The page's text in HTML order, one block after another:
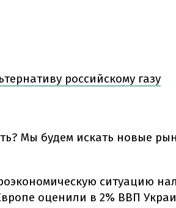
российскому газу
Мы будем искать новые
ситуацию
оценили в 2% ВВП